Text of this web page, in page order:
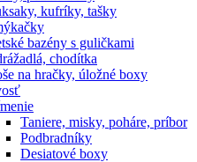
kufríky, tašky
bazény s guličkami
chodítka
na hračky, úložné boxy
Taniere, misky, poháre, príbor
Podbradníky
Desiatové boxy